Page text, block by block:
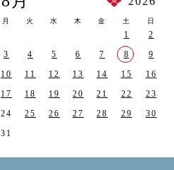
月 火 水 木 金 土 日
1
2
3
4 5 6 7 8
9
10
11 12 13 14 15
16
17
18 19 20 21 22
23
24
25 26 27 28 29
30
31